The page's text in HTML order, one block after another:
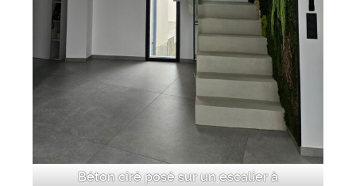
Béton ciré posé sur un escalier à